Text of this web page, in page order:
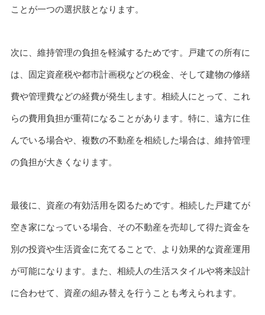
ことが一つの選択肢となります。
次に、維持管理の負担を軽減するためです。戸建ての所有に
は、固定資産税や都市計画税などの税金、そして建物の修繕
費や管理費などの経費が発生します。相続人にとって、これ
らの費用負担が重荷になることがあります。特に、遠方に住
んでいる場合や、複数の不動産を相続した場合は、維持管理
の負担が大きくなります。
最後に、資産の有効活用を図るためです。相続した戸建てが
空き家になっている場合、その不動産を売却して得た資金を
別の投資や生活資金に充てることで、より効果的な資産運用
が可能になります。また、相続人の生活スタイルや将来設計
に合わせて、資産の組み替えを行うことも考えられます。